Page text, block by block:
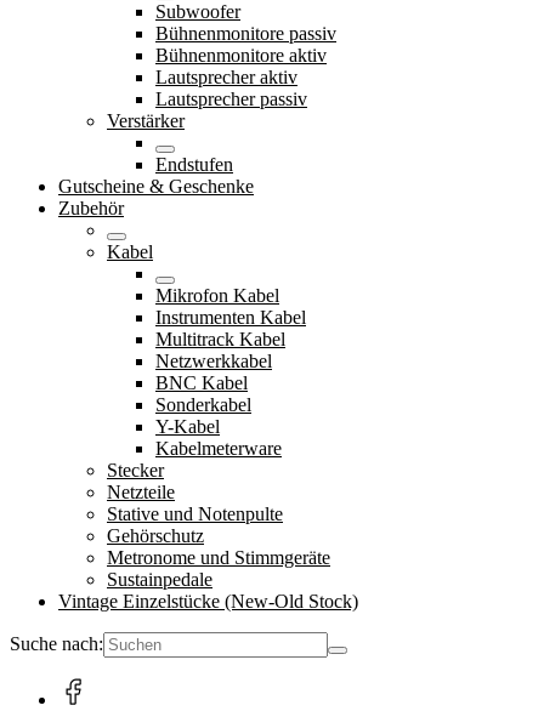
Subwoofer
Bühnenmonitore passiv
Bühnenmonitore aktiv
Lautsprecher aktiv
Lautsprecher passiv
Verstärker
Endstufen
Gutscheine & Geschenke
Zubehör
Kabel
Mikrofon Kabel
Instrumenten Kabel
Multitrack Kabel
Netzwerkkabel
BNC Kabel
Sonderkabel
Y-Kabel
Kabelmeterware
Stecker
Netzteile
Stative und Notenpulte
Gehörschutz
Metronome und Stimmgeräte
Sustainpedale
Vintage Einzelstücke (New-Old Stock)
Suche nach: